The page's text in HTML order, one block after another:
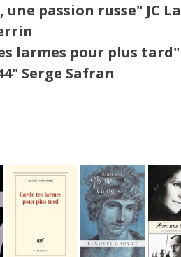
passion russe" JC
larmes pour plus
Serge Safran